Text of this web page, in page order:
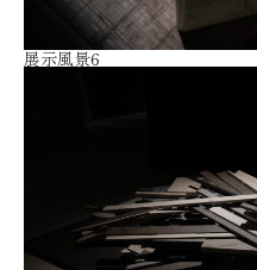
展示風景6